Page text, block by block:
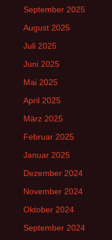
September 2025
August 2025
Juli 2025
Juni 2025
Mai 2025
April 2025
März 2025
Februar 2025
Januar 2025
Dezember 2024
November 2024
Oktober 2024
September 2024